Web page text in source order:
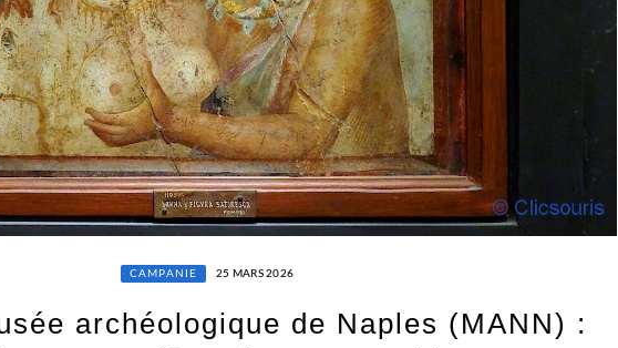
CAMPANIE 25 MARS 2026
archéologique de Naples (MANN) :